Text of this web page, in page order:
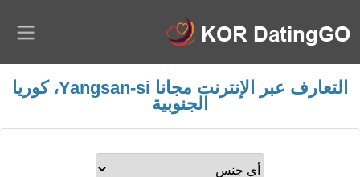
التعارف عبر الإنترنت مجانا Yangsan-si، كوريا
الجنوبية